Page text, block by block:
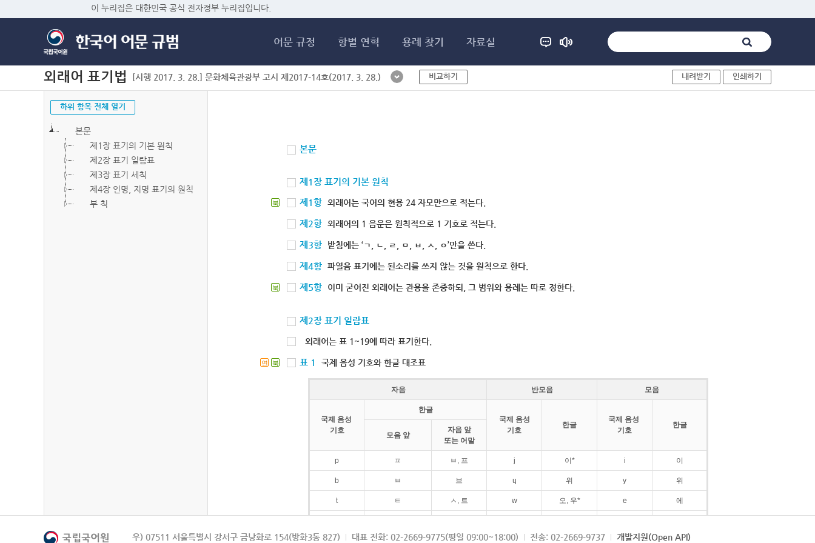
이 누리집은 대한민국 공식 전자정부 누리집입니다.
어문 규정 항별 연혁 용례 찾기 자료실
외래어 표기법 [시행 2017. 3. 28.] 문화체육관광부 고시 제2017-14호(2017. 3. 28.) 비교하기 내려받기 인쇄하기
하위 항목 전체 열기
본문
제1장 표기의 기본 원칙
제2장 표기 일람표
제3장 표기 세칙
제4장 인명, 지명 표기의 원칙
부 칙
본문
제1장 표기의 기본 원칙
북 제1항 외래어는 국어의 현용 24 자모만으로 적는다.
제2항 외래어의 1 음운은 원칙적으로 1 기호로 적는다.
제3항 받침에는 ‘ㄱ, ㄴ, ㄹ, ㅁ, ㅂ, ㅅ, ㅇ’만을 쓴다.
제4항 파열음 표기에는 된소리를 쓰지 않는 것을 원칙으로 한다.
북 제5항 이미 굳어진 외래어는 관용을 존중하되, 그 범위와 용례는 따로 정한다.
제2장 표기 일람표
외래어는 표 1~19에 따라 표기한다.
연 북 표 1 국제 음성 기호와 한글 대조표
자음 반모음 모음
국제 음성
기호
한글
국제 음성
기호
한글
국제 음성
기호
한글
모음 앞
자음 앞
또는 어말
p ㅍ ㅂ, 프 j 이* i 이
b ㅂ 브 ɥ 위 y 위
t ㅌ ㅅ, 트 w 오, 우* e 에
k ㅋ ㄱ, 크 ɛ 에
우) 07511 서울특별시 강서구 금낭화로 154(방화3동 827) 대표 전화: 02-2669-9775(평일 09:00~18:00) 전송: 02-2669-9737 개발지원(Open API)